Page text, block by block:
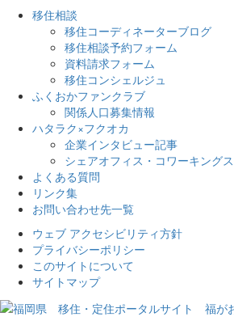
移住相談
移住コーディネーターブログ
移住相談予約フォーム
資料請求フォーム
移住コンシェルジュ
ふくおかファンクラブ
関係人口募集情報
ハタラク×フクオカ
企業インタビュー記事
シェアオフィス・コワーキング
よくある質問
リンク集
お問い合わせ先一覧
ウェブ アクセシビリティ方針
プライバシーポリシー
このサイトについて
サイトマップ